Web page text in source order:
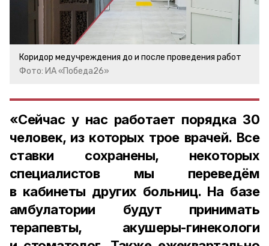
Коридор медучреждения до и после проведения работ
Фото: ИА «Победа26»
«Сейчас у нас работает порядка 30
человек, из которых трое врачей. Все
ставки сохранены, некоторых
специалистов мы переведём
в кабинеты других больниц. На базе
амбулатории будут принимать
терапевты, акушеры-гинекологи